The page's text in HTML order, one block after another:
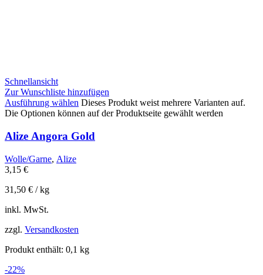
Schnellansicht
Zur Wunschliste hinzufügen
Ausführung wählen Dieses Produkt weist mehrere Varianten auf.
Die Optionen können auf der Produktseite gewählt werden
Alize Angora Gold
Wolle/Garne, Alize
3,15 €
31,50 € /kg
inkl. MwSt.
zzgl. Versandkosten
Produkt enthält: 0,1 kg
-22%